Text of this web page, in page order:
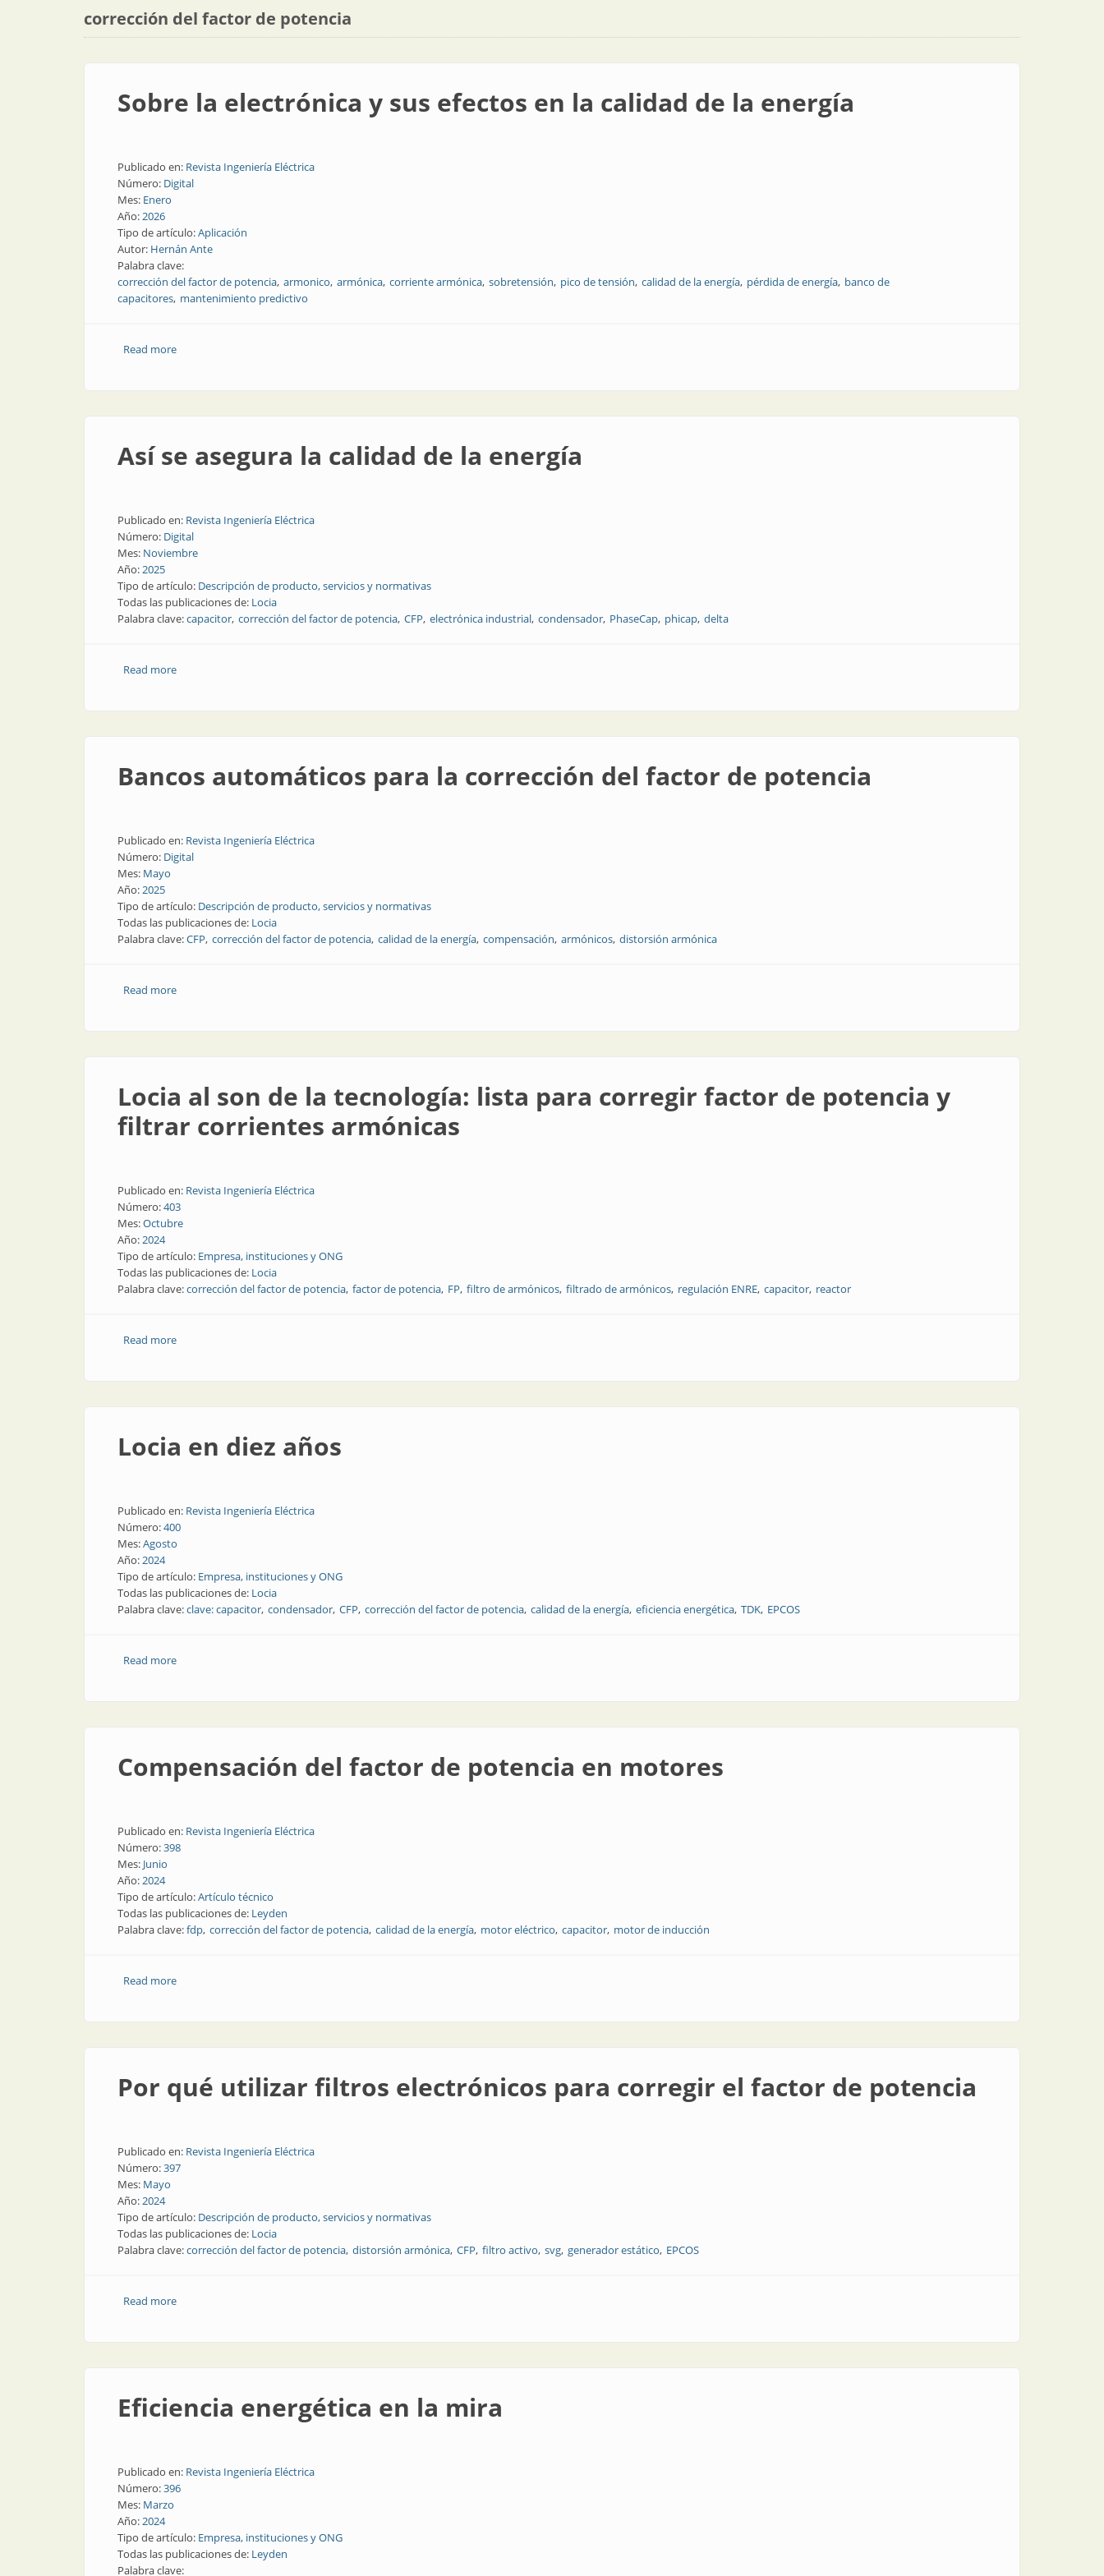
corrección del factor de potencia
Sobre la electrónica y sus efectos en la calidad de la energía
Publicado en: Revista Ingeniería Eléctrica
Número: Digital
Mes: Enero
Año:2026
Tipo de artículo:Aplicación
Autor: Hernán Ante
Palabra clave:
corrección del factor de potencia armonico armónica corriente armónica sobretensión pico de tensión calidad de la energía pérdida de energía banco de
capacitores mantenimiento predictivo
Read moreabout Sobre la electrónica y sus efectos en la calidad de la energía
Así se asegura la calidad de la energía
Publicado en: Revista Ingeniería Eléctrica
Número: Digital
Mes: Noviembre
Año:2025
Tipo de artículo: Descripción de producto, servicios y normativas
Todas las publicaciones de: Locia
Palabra clave:capacitor corrección del factor de potencia CFP electrónica industrial condensador PhaseCap phicap delta
Read moreabout Así se asegura la calidad de la energía
Bancos automáticos para la corrección del factor de potencia
Publicado en: Revista Ingeniería Eléctrica
Número: Digital
Mes: Mayo
Año:2025
Tipo de artículo: Descripción de producto, servicios y normativas
Todas las publicaciones de: Locia
Palabra clave:CFP corrección del factor de potencia calidad de la energía compensación armónicos distorsión armónica
Read moreabout Bancos automáticos para la corrección del factor de potencia
Locia al son de la tecnología: lista para corregir factor de potencia y
filtrar corrientes armónicas
Publicado en: Revista Ingeniería Eléctrica
Número:403
Mes:Octubre
Año:2024
Tipo de artículo: Empresa, instituciones y ONG
Todas las publicaciones de: Locia
Palabra clave:corrección del factor de potencia factor de potencia FP filtro de armónicos filtrado de armónicos regulación ENRE capacitor reactor
Read moreabout Locia al son de la tecnología: lista para corregir factor de potencia y filtrar corrientes armónicas
Locia en diez años
Publicado en: Revista Ingeniería Eléctrica
Número:400
Mes:Agosto
Año:2024
Tipo de artículo: Empresa, instituciones y ONG
Todas las publicaciones de: Locia
Palabra clave:clave: capacitor condensador CFP corrección del factor de potencia calidad de la energía eficiencia energética TDK EPCOS
Read moreabout Locia en diez años
Compensación del factor de potencia en motores
Publicado en: Revista Ingeniería Eléctrica
Número:398
Mes: Junio
Año:2024
Tipo de artículo:Artículo técnico
Todas las publicaciones de: Leyden
Palabra clave:fdp corrección del factor de potencia calidad de la energía motor eléctrico capacitor motor de inducción
Read moreabout Compensación del factor de potencia en motores
Por qué utilizar filtros electrónicos para corregir el factor de potencia
Publicado en: Revista Ingeniería Eléctrica
Número:397
Mes: Mayo
Año:2024
Tipo de artículo: Descripción de producto, servicios y normativas
Todas las publicaciones de: Locia
Palabra clave:corrección del factor de potencia distorsión armónica CFP filtro activo svg generador estático EPCOS
Read moreabout Por qué utilizar filtros electrónicos para corregir el factor de potencia
Eficiencia energética en la mira
Publicado en: Revista Ingeniería Eléctrica
Número:396
Mes: Marzo
Año:2024
Tipo de artículo: Empresa, instituciones y ONG
Todas las publicaciones de: Leyden
Palabra clave: